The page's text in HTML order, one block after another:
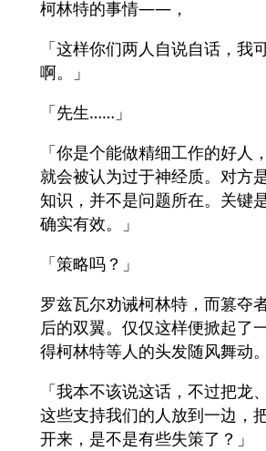
柯林特的事情——，
「这样你们两人自说自话，我
啊。」
「先生……」
「你是个能做精细工作的好人
就会被认为过于神经质。对方
知识，并不是问题所在。关键
确实有效。」
「策略吗？」
罗兹瓦尔劝诫柯林特，而篡夺
后的双翼。仅仅这样便掀起了
得柯林特等人的头发随风舞动。
「我本不该说这话，不过把龙
这些支持我们的人放到一边，
开来，是不是有些失策了？」